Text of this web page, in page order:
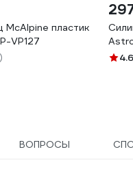
McAlpine пластик
VP127
4.6
ВОПРОСЫ